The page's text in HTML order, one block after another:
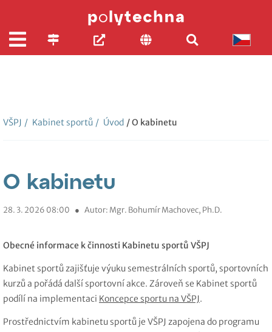
VŠPJ / Kabinet sportů / Úvod / O kabinetu
O kabinetu
28. 3. 2026 08:00 ● Autor: Mgr. Bohumír Machovec, Ph.D.
Obecné informace k činnosti Kabinetu sportů VŠPJ
Kabinet sportů zajišťuje výuku semestrálních sportů, sportovních
kurzů a pořádá další sportovní akce. Zároveň se Kabinet sportů
podílí na implementaci Koncepce sportu na VŠPJ.
Prostřednictvím kabinetu sportů je VŠPJ zapojena do programu